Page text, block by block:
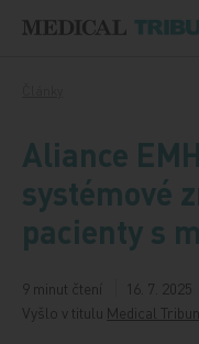
Aliance
systémové
pacienty s
9 minut čtení 16. 7. 2025
Vyšlo v titulu Medical